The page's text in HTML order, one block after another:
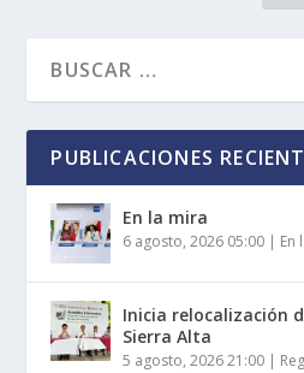
PUBLICACIONES
En la mira
6 agosto, 2026 05:00 | En
Inicia relocalización
Sierra Alta
5 agosto, 2026 21:00 |